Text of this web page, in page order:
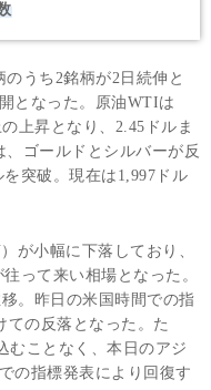
うち2銘柄が2日続伸と
となった。原油WTIは
上昇となり、2.45ドルま
ゴールドとシルバーが反
突破。現在は1,997ドル
が小幅に下落しており、
って来い相場となった。
。昨日の米国時間での指
ての反落となった。た
むことなく、本日のアジ
の指標発表により回復す